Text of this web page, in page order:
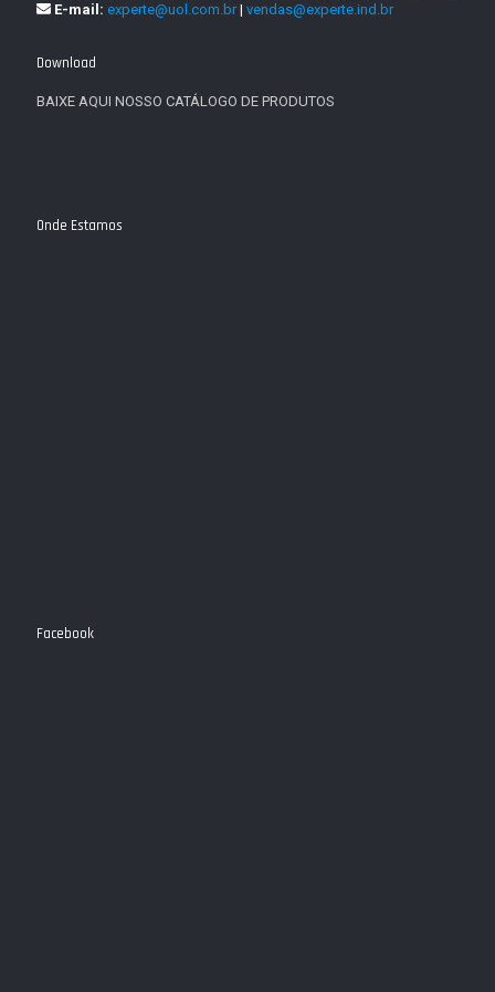
E-mail: experte@uol.com.br| vendas@experte.ind.br
Download
BAIXE AQUI NOSSO CATÁLOGO DE PRODUTOS
Onde Estamos
Facebook